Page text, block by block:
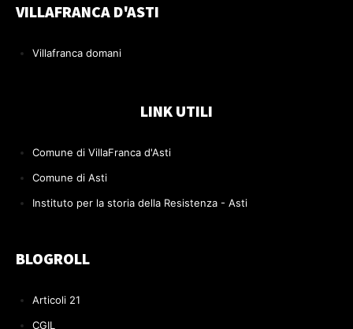
VILLAFRANCA D'ASTI
Villafranca domani
LINK UTILI
Comune di VillaFranca d'Asti
Comune di Asti
Instituto per la storia della Resistenza - Asti
BLOGROLL
Articoli 21
CGIL